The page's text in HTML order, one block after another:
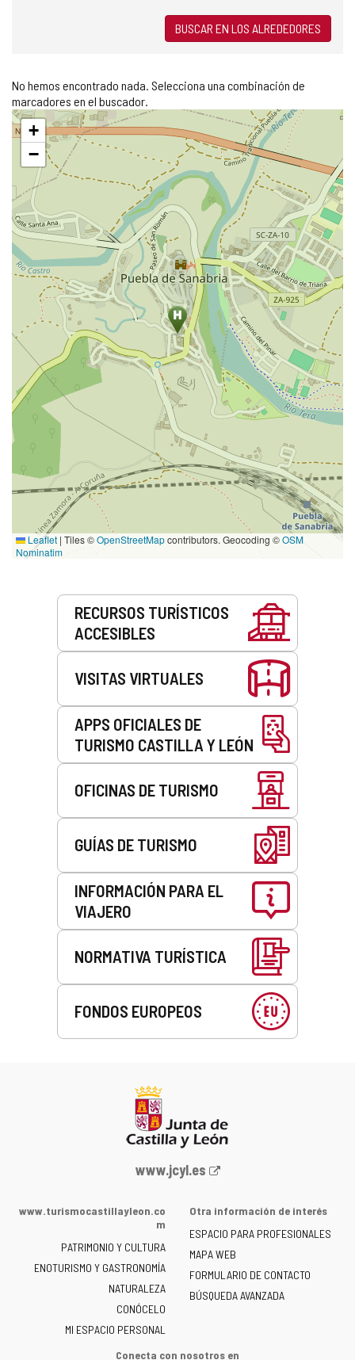
BUSCAR EN LOS ALREDEDORES
No hemos encontrado nada. Selecciona una combinación de
marcadores en el buscador.
Saltar
mapa
+
−
Leaflet | Tiles ©OpenStreetMapcontributors. Geocoding ©OSM
Nominatim
RECURSOS TURÍSTICOS
ACCESIBLES
VISITAS VIRTUALES
APPS OFICIALES DE
TURISMO CASTILLA Y LEÓN
OFICINAS DE TURISMO
GUÍAS DE TURISMO
INFORMACIÓN PARA EL
VIAJERO
NORMATIVA TURÍSTICA
FONDOS EUROPEOS
Portal
la
de
Castilla
y
León
-
www.jcyl.es
www.turismocastillayleon.co
m
PATRIMONIO Y CULTURA
ENOTURISMO Y GASTRONOMÍA
NATURALEZA
CONÓCELO
MI ESPACIO PERSONAL
Otra información de interés
ESPACIO PARA PROFESIONALES
MAPA WEB
FORMULARIO DE CONTACTO
BÚSQUEDA AVANZADA
Conecta con nosotros en